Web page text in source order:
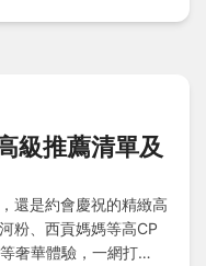
級推薦清單及
還是約會慶祝的精緻高
粉、西貢媽媽等高CP
奢華體驗，一網打